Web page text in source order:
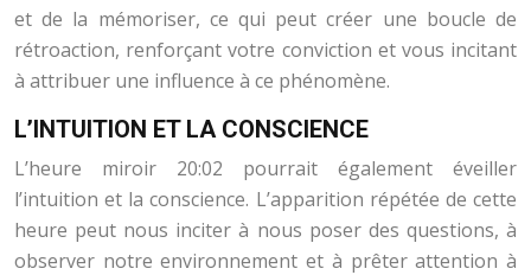
et de la mémoriser, ce qui peut créer une boucle de
rétroaction, renforçant votre conviction et vous incitant
à attribuer une influence à ce phénomène.
L’INTUITION ET LA CONSCIENCE
L’heure miroir 20:02 pourrait également éveiller
l’intuition et la conscience. L’apparition répétée de cette
heure peut nous inciter à nous poser des questions, à
observer notre environnement et à prêter attention à